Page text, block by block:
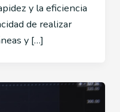
y la eficiencia
de realizar
y […]